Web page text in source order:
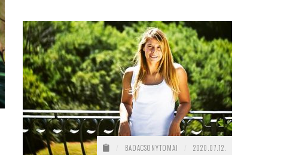
BADACSONYTOMAJ 2020.07.12.